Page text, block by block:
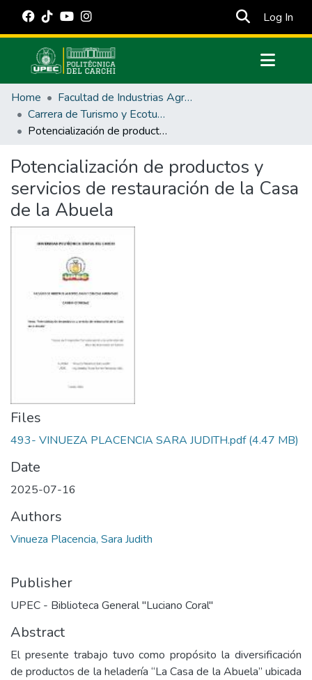
Log In
Communities & Collections
All of DSpace
Statistics
Estadísticas Externas
Manuales
Home
Facultad de Industrias Agropecuarias y Ciencias Ambientales
Carrera de Turismo y Ecoturimo
Potencialización de productos y servicios de restauración de la Casa de la Abuela
Potencialización de productos y
servicios de restauración de la Casa
de la Abuela
Files
493- VINUEZA PLACENCIA SARA JUDITH.pdf(4.47 MB)
Date
2025-07-16
Authors
Vinueza Placencia, Sara Judith
Publisher
UPEC - Biblioteca General "Luciano Coral"
Abstract
El presente trabajo tuvo como propósito la diversificación
de productos de la heladería “La Casa de la Abuela” ubicada